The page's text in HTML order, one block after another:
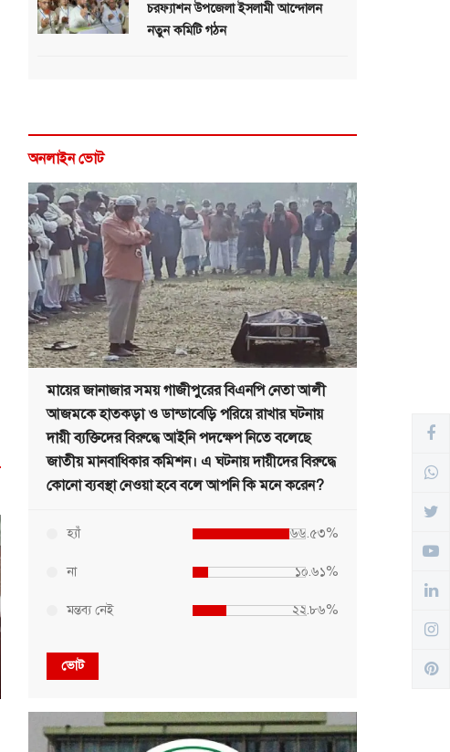
চরফ্যাশন উপজেলা ইসলামী আন্দোলন
নতুন কমিটি গঠন
অনলাইন ভোট
মায়ের জানাজার সময় গাজীপুরের বিএনপি নেতা আলী
আজমকে হাতকড়া ও ডান্ডাবেড়ি পরিয়ে রাখার ঘটনায়
দায়ী ব্যক্তিদের বিরুদ্ধে আইনি পদক্ষেপ নিতে বলেছে
জাতীয় মানবাধিকার কমিশন। এ ঘটনায় দায়ীদের বিরুদ্ধে
কোনো ব্যবস্থা নেওয়া হবে বলে আপনি কি মনে করেন?
হ্যাঁ ৬৬.৫৩%
না ১০.৬১%
মন্তব্য নেই ২২.৮৬%
ভোট